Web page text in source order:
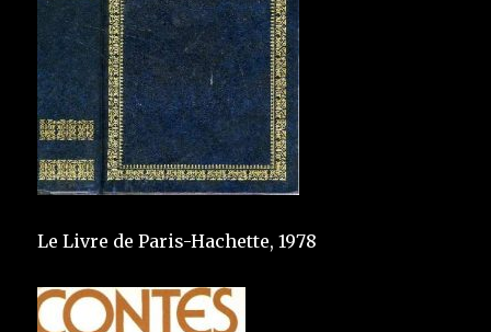
Le Livre de Paris-Hachette, 1978